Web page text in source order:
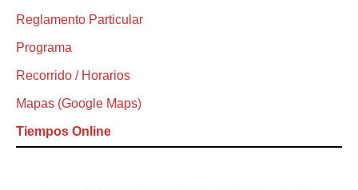
Reglamento Particular
Programa
Recorrido / Horarios
Mapas (Google Maps)
Tiempos Online